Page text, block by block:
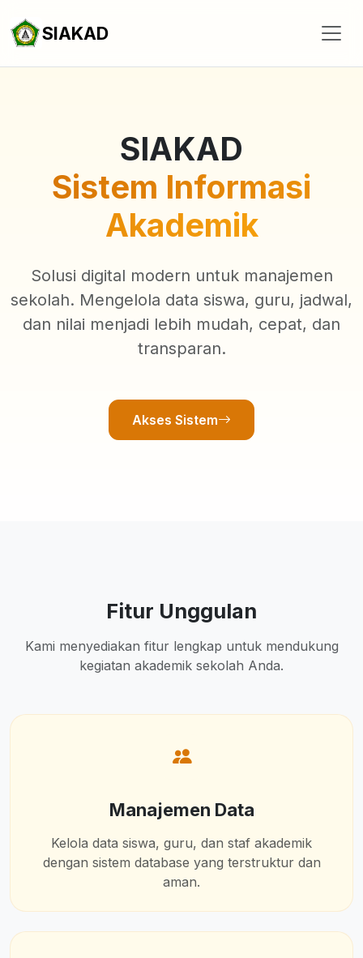
SIAKAD
SIAKAD
Sistem Informasi
Akademik
Solusi digital modern untuk manajemen
sekolah. Mengelola data siswa, guru, jadwal,
dan nilai menjadi lebih mudah, cepat, dan
transparan.
Akses Sistem
Fitur Unggulan
Kami menyediakan fitur lengkap untuk mendukung
kegiatan akademik sekolah Anda.
Manajemen Data
Kelola data siswa, guru, dan staf akademik
dengan sistem database yang terstruktur dan
aman.